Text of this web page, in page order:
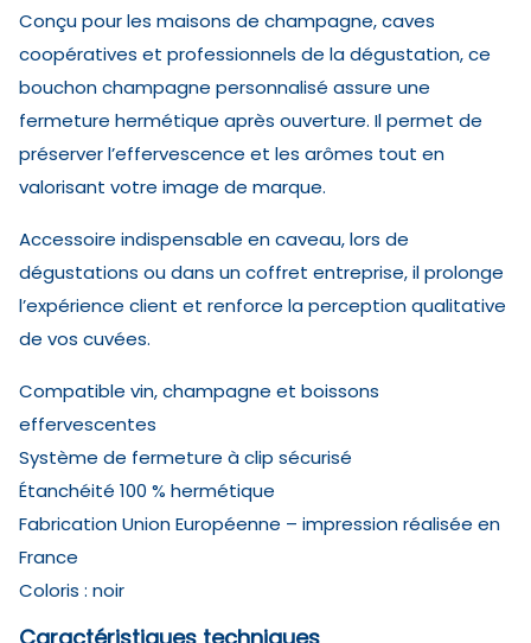
Conçu pour les maisons de champagne, caves
coopératives et professionnels de la dégustation, ce
bouchon champagne personnalisé assure une
fermeture hermétique après ouverture. Il permet de
préserver l’effervescence et les arômes tout en
valorisant votre image de marque.
Accessoire indispensable en caveau, lors de
dégustations ou dans un coffret entreprise, il prolonge
l’expérience client et renforce la perception qualitative
de vos cuvées.
Compatible vin, champagne et boissons
effervescentes
Système de fermeture à clip sécurisé
Étanchéité 100 % hermétique
Fabrication Union Européenne – impression réalisée en
France
Coloris : noir